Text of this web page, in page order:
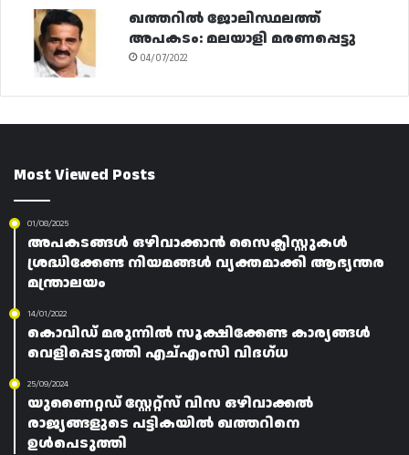
ഖത്തറിൽ ജോലിസ്ഥലത്ത്
അപകടം: മലയാളി മരണപ്പെട്ടു
04/07/2022
Most Viewed Posts
01/08/2025
അപകടങ്ങൾ ഒഴിവാക്കാൻ സൈക്ലിസ്റ്റുകൾ
ശ്രദ്ധിക്കേണ്ട നിയമങ്ങൾ വ്യക്തമാക്കി ആഭ്യന്തര
മന്ത്രാലയം
14/01/2022
കൊവിഡ് മരുന്നിൽ സൂക്ഷിക്കേണ്ട കാര്യങ്ങൾ
വെളിപ്പെടുത്തി എച്എംസി വിദഗ്ധ
25/09/2024
യുണൈറ്റഡ് സ്റ്റേറ്റ്സ് വിസ ഒഴിവാക്കൽ
രാജ്യങ്ങളുടെ പട്ടികയിൽ ഖത്തറിനെ
ഉൾപെടുത്തി